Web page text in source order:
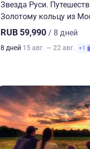
Звезда Руси.
Золотому кольцу из
RUB 59,990 / 8 дней
8 дней 15 авг. — 22 авг. +1